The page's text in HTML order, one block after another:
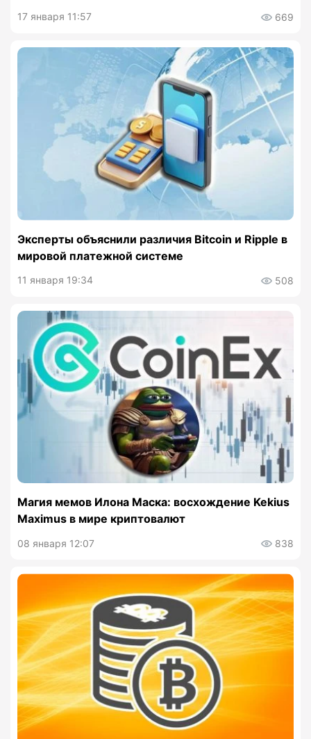
17 января 11:57 669
Эксперты объяснили различия Bitcoin и Ripple в
мировой платежной системе
11 января 19:34 508
Магия мемов Илона Маска: восхождение Kekius
Maximus в мире криптовалют
08 января 12:07 838
Назад